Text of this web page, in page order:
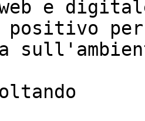
web e
positivo